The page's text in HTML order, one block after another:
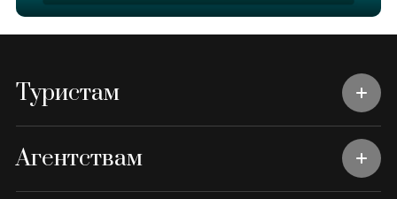
Туристам
Агентствам